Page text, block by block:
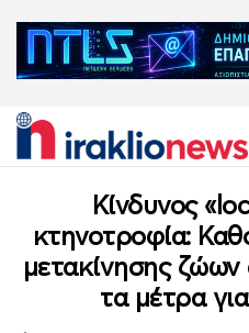
Κίνδυνος
κτηνοτροφία:
μετακίνησης
τα μέτρα